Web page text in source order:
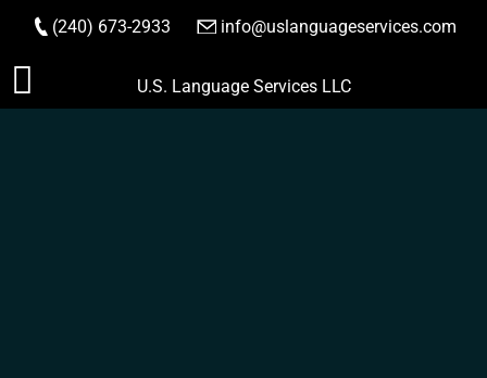
Saltar
(240) 673-2933 info@uslanguageservices.com
HACER PEDIDO
U.S. Language Services LLC